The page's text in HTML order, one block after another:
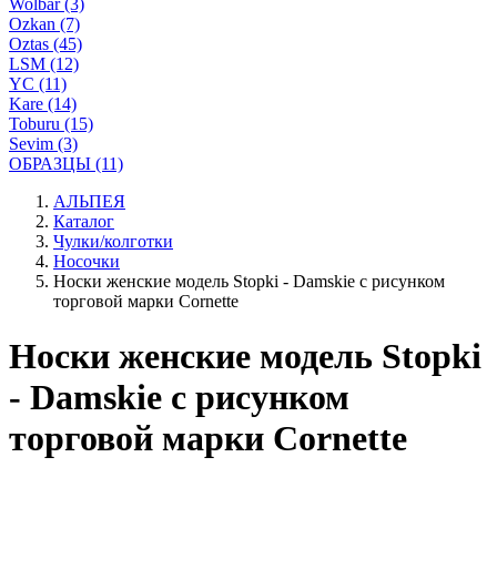
Wolbar (3)
Ozkan (7)
Oztas (45)
LSM (12)
YC (11)
Kare (14)
Toburu (15)
Sevim (3)
ОБРАЗЦЫ (11)
АЛЬПЕЯ
Каталог
Чулки/колготки
Носочки
Носки женские модель Stopki - Damskie с рисунком
торговой марки Cornette
Носки женские модель Stopki
- Damskie с рисунком
торговой марки Cornette